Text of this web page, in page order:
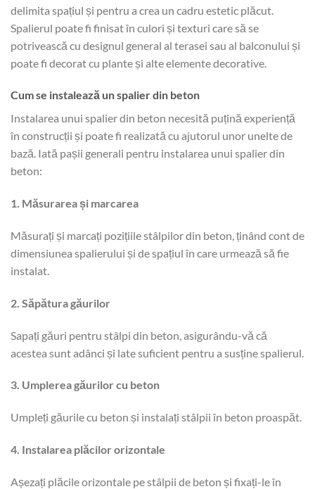
delimita spațiul și pentru a crea un cadru estetic plăcut.
Spalierul poate fi finisat în culori și texturi care să se
potrivească cu designul general al terasei sau al balconului și
poate fi decorat cu plante și alte elemente decorative.
Cum se instalează un spalier din beton
Instalarea unui spalier din beton necesită puțină experiență
în construcții și poate fi realizată cu ajutorul unor unelte de
bază. Iată pașii generali pentru instalarea unui spalier din
beton:
1. Măsurarea și marcarea
Măsurați și marcați pozițiile stâlpilor din beton, ținând cont de
dimensiunea spalierului și de spațiul în care urmează să fie
instalat.
2. Săpătura găurilor
Sapați găuri pentru stâlpi din beton, asigurându-vă că
acestea sunt adânci și late suficient pentru a susține spalierul.
3. Umplerea găurilor cu beton
Umpleți găurile cu beton și instalați stâlpii în beton proaspăt.
4. Instalarea plăcilor orizontale
Așezați plăcile orizontale pe stâlpii de beton și fixați-le în